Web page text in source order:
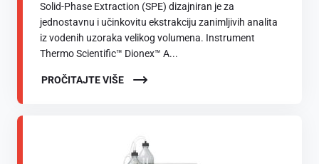
Solid-Phase Extraction (SPE) dizajniran je za
jednostavnu i učinkovitu ekstrakciju zanimljivih analita
iz vodenih uzoraka velikog volumena. Instrument
Thermo Scientific™ Dionex™ A...
PROČITAJTE VIŠE